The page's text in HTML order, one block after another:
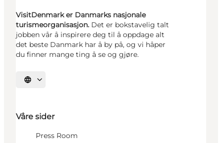
VisitDenmark er Danmarks nasjonale
turismeorganisasjon. Det er bokstavelig talt
jobben vår å inspirere deg til å oppdage alt
det beste Danmark har å by på, og vi håper
du finner mange ting å se og gjøre.
Velg språk
Våre sider
Press Room